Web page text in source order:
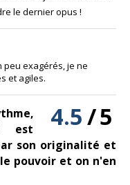
le dernier opus !
peu exagérés, je ne
et agiles.
4.5/5
est
son originalité et
pouvoir et on n'en